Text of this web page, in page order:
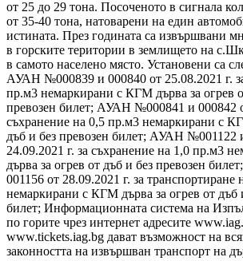
от 25 до 29 тона. Посоченото в сигнала
от 35-40 тона, натоварени на един
истината. През годината са извършвани
в горските територии в землището на
в самото населено място. Установени са
АУАН №000839 и 000840 от 25.08.2021 г.
пр.м3 немаркирани с КГМ дърва за огрев
превозен билет; АУАН №000841 и 000842
съхранение на 0,5 пр.м3 немаркирани с
дъб и без превозен билет; АУАН №001122
24.09.2021 г. за съхранение на 1,0 пр.м3
дърва за огрев от дъб и без превозен
001156 от 28.09.2021 г. за транспортиране
немаркирани с КГМ дърва за огрев от дъб
билет; Информационната система на
по горите чрез интернет адресите
www.tickets.iag.bg дават възможност на
законността на извършван транспорт на